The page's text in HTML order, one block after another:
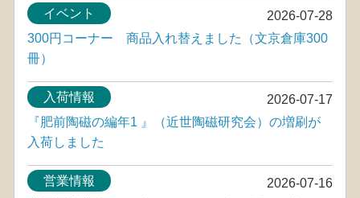
2026-07-28
イベント
300円コーナー 商品入れ替えました（文京倉庫300
冊）
2026-07-17
入荷情報
『肥前陶磁の編年1 』（近世陶磁研究会）の増刷が
入荷しました
2026-07-16
営業情報